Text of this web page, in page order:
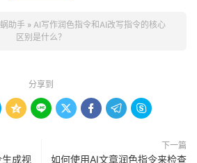
助手 » AI写作润色指令和AI改写指令的核心
区别是什么？
分享到
     
成视
下一篇
如何使用AI文章润色指令来检查